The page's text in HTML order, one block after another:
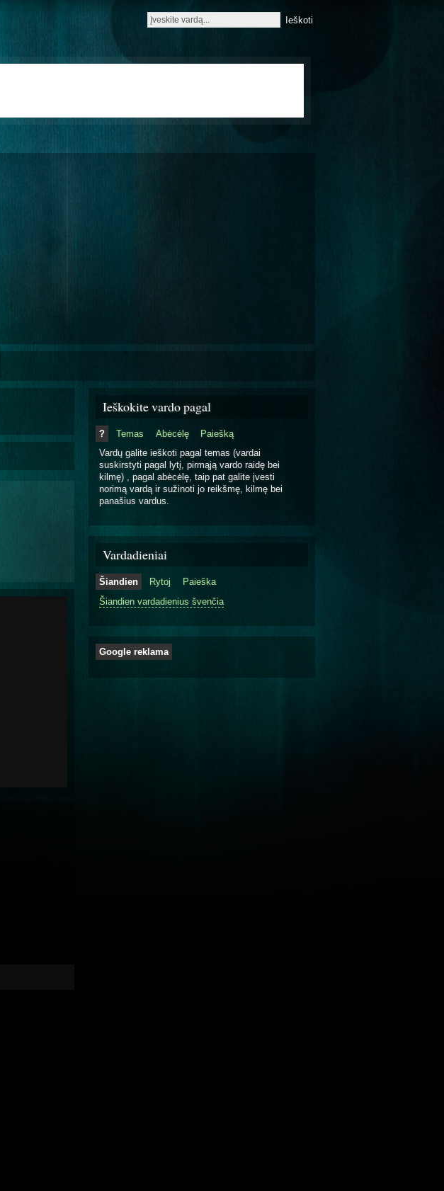
Ieškokite vardo pagal
? Temas Abėcėlę
Paiešką
Vardų galite ieškoti pagal temas (vardai
suskirstyti pagal lytį, pirmąją vardo raidę bei
kilmę) , pagal abėcėlę, taip pat galite įvesti
norimą vardą ir sužinoti jo reikšmę, kilmę bei
panašius vardus.
Vardadieniai
Šiandien Rytoj
Paieška
Šiandien vardadienius švenčia
Google reklama